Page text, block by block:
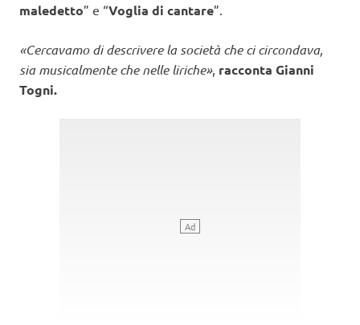
maledetto” e “Voglia di cantare”.
«Cercavamo di descrivere la società che ci circondava,
sia musicalmente che nelle liriche», racconta Gianni
Togni.